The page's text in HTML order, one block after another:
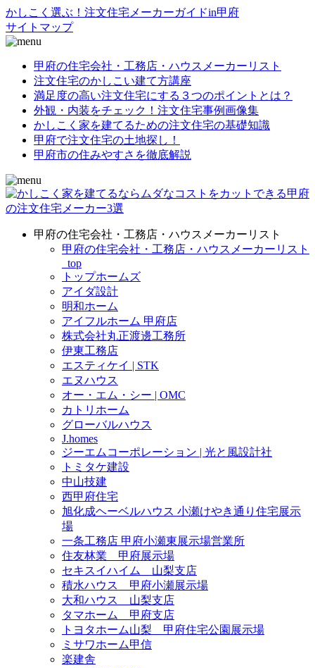
かしこく選ぶ！注文住宅メーカーガイドin甲府
サイトマップ
甲府の住宅会社・工務店・ハウスメーカーリスト
注文住宅のかしこい建て方講座
満足度の高い注文住宅にする３つのポイントとは？
外観・内装をチェック！注文住宅事例画像集
かしこく家を建てるための注文住宅の基礎知識
甲府で注文住宅の土地探し！
甲府市の住みやすさを徹底解説
甲府の住宅会社・工務店・ハウスメーカーリスト
甲府の住宅会社・工務店・ハウスメーカーリスト
_top
トップホームズ
アイダ設計
明和ホーム
アイフルホーム 甲府店
株式会社丸正渡邊工務所
伊東工務店
エスティケイ | STK
エヌハウス
オー・エム・シー | OMC
カトリホーム
グローバルハウス
J.homes
ジーエムコーポレーション | 光と風設計社
トミタケ建設
中山技建
西甲府住宅
旭化成ヘーベルハウス 小瀬けやき通り住宅展示
場
一条工務店 甲府小瀬東展示場営業所
住友林業 甲府展示場
セキスイハイム 山梨支店
積水ハウス 甲府小瀬展示場
大和ハウス 山梨支店
タマホーム 甲府支店
トヨタホーム山梨 甲府住宅公園展示場
ミサワホーム甲信
楽建舎